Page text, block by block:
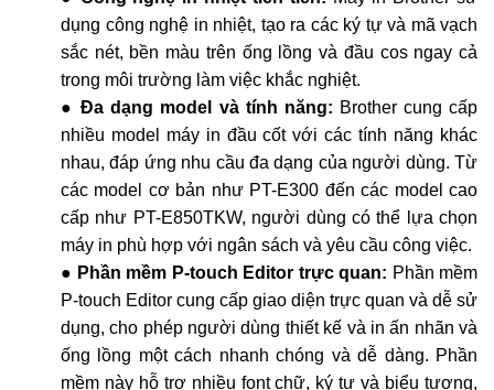
dụng công nghệ in nhiệt, tạo ra các ký tự và mã vạch
sắc nét, bền màu trên ống lồng và đầu cos ngay cả
trong môi trường làm việc khắc nghiệt.
●Đa dạng model và tính năng: Brother cung cấp
nhiều model máy in đầu cốt với các tính năng khác
nhau, đáp ứng nhu cầu đa dạng của người dùng. Từ
các model cơ bản như PT-E300 đến các model cao
cấp như PT-E850TKW, người dùng có thể lựa chọn
máy in phù hợp với ngân sách và yêu cầu công việc.
● Phần mềm P-touch Editor trực quan: Phần mềm
P-touch Editor cung cấp giao diện trực quan và dễ sử
dụng, cho phép người dùng thiết kế và in ấn nhãn và
ống lồng một cách nhanh chóng và dễ dàng. Phần
mềm này hỗ trợ nhiều font chữ, ký tự và biểu tượng,